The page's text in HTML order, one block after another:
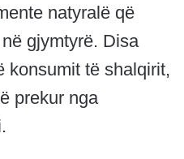
natyralë që
gjymtyrë. Disa
konsumit të shalqirit,
prekur nga